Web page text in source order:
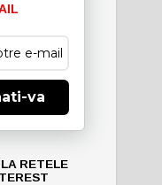
va
RETELE